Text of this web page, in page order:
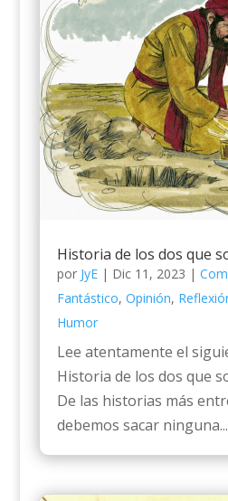
Historia de los dos que
por JyE| Dic 11, 2023 |
Fantástico, Opinión,
Humor
Lee atentamente el
Historia de los dos que
De las historias más
debemos sacar ninguna...